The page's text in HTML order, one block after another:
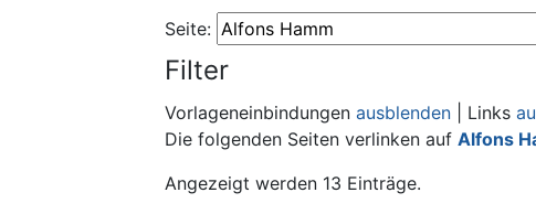
Seite:
Filter
Vorlageneinbindungen ausblenden | Links
Die folgenden Seiten verlinken auf Alfons
Angezeigt werden 13 Einträge.